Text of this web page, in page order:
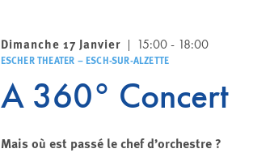
Dimanche 17 Janvier 15:00 - 18:00
ESCHER THEATER – ESCH-SUR-ALZETTE
A 360° Concert
Mais où est passé le chef d’orchestre ?